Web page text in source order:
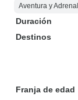
Aventura y
Duración
Destinos
Franja de edad